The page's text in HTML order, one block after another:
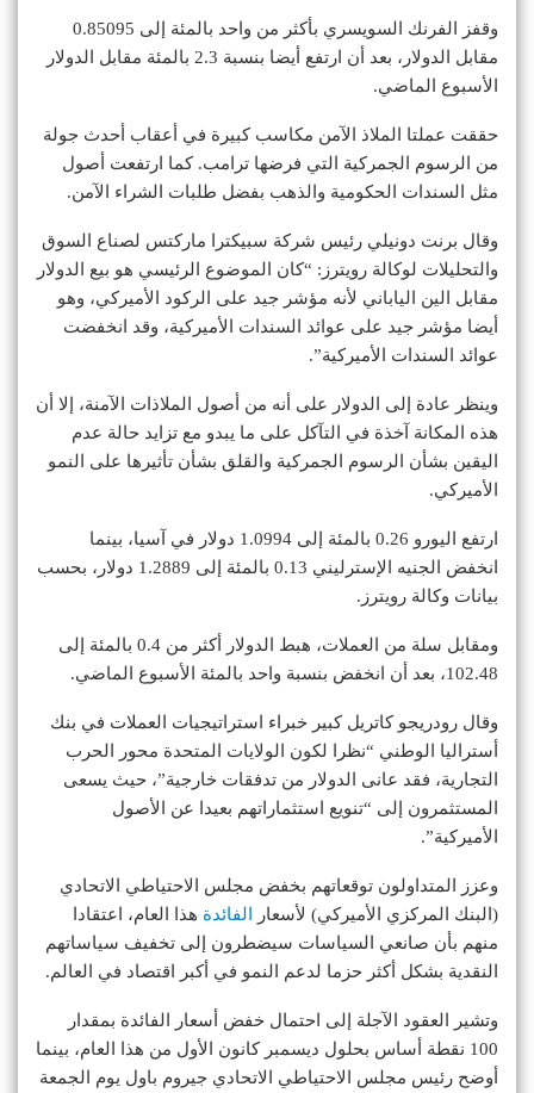
وقفز الفرنك السويسري بأكثر من واحد بالمئة إلى 0.85095
مقابل الدولار، بعد أن ارتفع أيضا بنسبة 2.3 بالمئة مقابل الدولار
الأسبوع الماضي.
حققت عملتا الملاذ الآمن مكاسب كبيرة في أعقاب أحدث جولة
من الرسوم الجمركية التي فرضها ترامب. كما ارتفعت أصول
مثل السندات الحكومية والذهب بفضل طلبات الشراء الآمن.
وقال برنت دونيلي رئيس شركة سبيكترا ماركتس لصناع السوق
والتحليلات لوكالة رويترز: “كان الموضوع الرئيسي هو بيع الدولار
مقابل الين الياباني لأنه مؤشر جيد على الركود الأميركي، وهو
أيضا مؤشر جيد على عوائد السندات الأميركية، وقد انخفضت
عوائد السندات الأميركية”.
وينظر عادة إلى الدولار على أنه من أصول الملاذات الآمنة، إلا أن
هذه المكانة آخذة في التآكل على ما يبدو مع تزايد حالة عدم
اليقين بشأن الرسوم الجمركية والقلق بشأن تأثيرها على النمو
الأميركي.
ارتفع اليورو 0.26 بالمئة إلى 1.0994 دولار في آسيا، بينما
انخفض الجنيه الإسترليني 0.13 بالمئة إلى 1.2889 دولار، بحسب
بيانات وكالة رويترز.
ومقابل سلة من العملات، هبط الدولار أكثر من 0.4 بالمئة إلى
102.48، بعد أن انخفض بنسبة واحد بالمئة الأسبوع الماضي.
وقال رودريجو كاتريل كبير خبراء استراتيجيات العملات في بنك
أستراليا الوطني “نظرا لكون الولايات المتحدة محور الحرب
التجارية، فقد عانى الدولار من تدفقات خارجية”، حيث يسعى
المستثمرون إلى “تنويع استثماراتهم بعيدا عن الأصول
الأميركية”.
وعزز المتداولون توقعاتهم بخفض مجلس الاحتياطي الاتحادي
(البنك المركزي الأميركي) لأسعار
الفائدة هذا العام، اعتقادا
منهم بأن صانعي السياسات سيضطرون إلى تخفيف سياساتهم
النقدية بشكل أكثر حزما لدعم النمو في أكبر اقتصاد في العالم.
وتشير العقود الآجلة إلى احتمال خفض أسعار الفائدة بمقدار
100 نقطة أساس بحلول ديسمبر كانون الأول من هذا العام، بينما
أوضح رئيس مجلس الاحتياطي الاتحادي جيروم باول يوم الجمعة